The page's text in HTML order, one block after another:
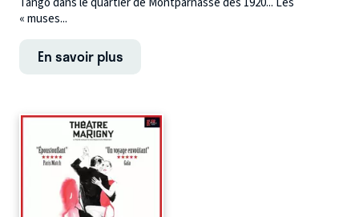
« muses...
En savoir plus